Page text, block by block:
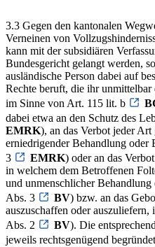
3.3 Gegen den kantonalen
Verneinen von
kann mit der subsidiären
Bundesgericht gelangt werden,
ausländische Person dabei auf
Rechte beruft, die ihr unmittelbar
im Sinne von Art. 115 lit. b
dabei etwa an den Schutz des
EMRK), an das Verbot jeder Art
erniedrigender Behandlung
3
EMRK) oder an das
in welchem dem Betroffenen
und unmenschlicher
Abs. 3
BV) bzw. an das
auszuschaffen oder
Abs. 2
BV). Die
jeweils rechtsgenügend